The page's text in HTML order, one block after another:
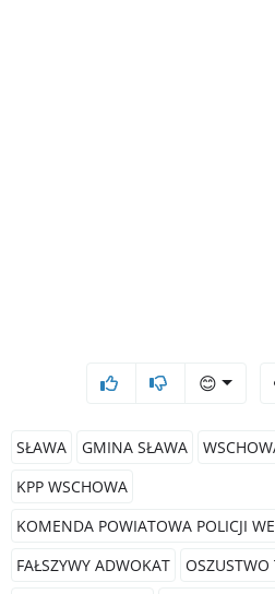
😊
SŁAWA GMINA SŁAWA
KPP WSCHOWA
KOMENDA POWIATOWA POLICJI
FAŁSZYWY ADWOKAT
OSZUSTWO